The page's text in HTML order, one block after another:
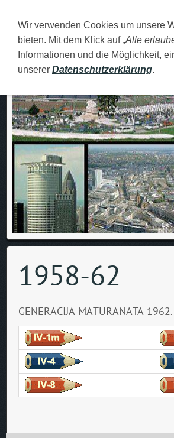
DEUTSCH O MENI
1958-62
GENERACIJA MATURANATA
Wir verwenden Cookies um unsere
bieten. Mit dem Klick auf„Alle
Informationen und die Möglichkeit,
unserer Datenschutzerklärung.